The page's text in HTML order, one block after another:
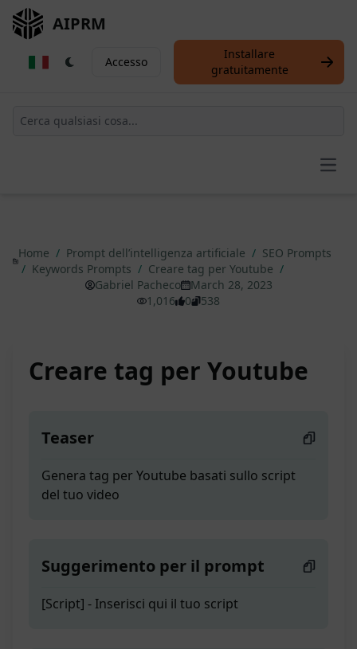
AIPRM
Accesso
Installare
gratuitamente
Home / Prompt dell’intelligenza artificiale / SEO Prompts
/ Keywords Prompts / Creare tag per Youtube /
Gabriel Pacheco
March 28, 2023
1,016
0 538
Creare tag per Youtube
Teaser
Genera tag per Youtube basati sullo script
del tuo video
Suggerimento per il prompt
[Script] - Inserisci qui il tuo script